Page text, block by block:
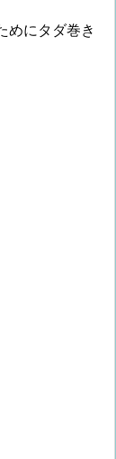
めにタダ巻き